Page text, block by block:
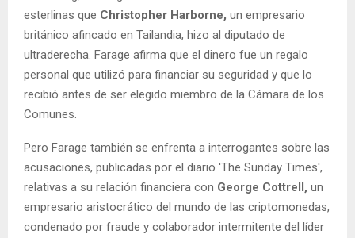
esterlinas que Christopher Harborne, un empresario
británico afincado en Tailandia, hizo al diputado de
ultraderecha. Farage afirma que el dinero fue un regalo
personal que utilizó para financiar su seguridad y que lo
recibió antes de ser elegido miembro de la Cámara de los
Comunes.
Pero Farage también se enfrenta a interrogantes sobre las
acusaciones, publicadas por el diario 'The Sunday Times',
relativas a su relación financiera con George Cottrell, un
empresario aristocrático del mundo de las criptomonedas,
condenado por fraude y colaborador intermitente del líder